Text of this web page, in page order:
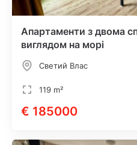
Апартаменти з двома
виглядом на морі
Светий Влас
119 m²
€ 185000